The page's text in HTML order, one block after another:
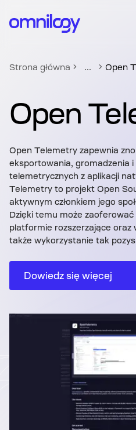
Strona główna Open
Open
Open Telemetry zapewnia
eksportowania, gromadzenia i
telemetrycznych z aplikacji
Telemetry to projekt Open
aktywnym członkiem jego
Dzięki temu może
platformie rozszerzające oraz
także wykorzystanie tak
Dowiedz się więcej